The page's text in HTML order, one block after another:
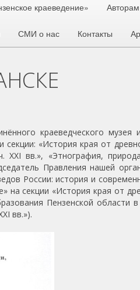
краеведение»
СМИ о нас Контакты
краеведческого музея
секции: «История края от
ХХI вв.», «Этнография,
Правления нашей
России: история и
на секции «История края от
Пензенской области
вв.»).